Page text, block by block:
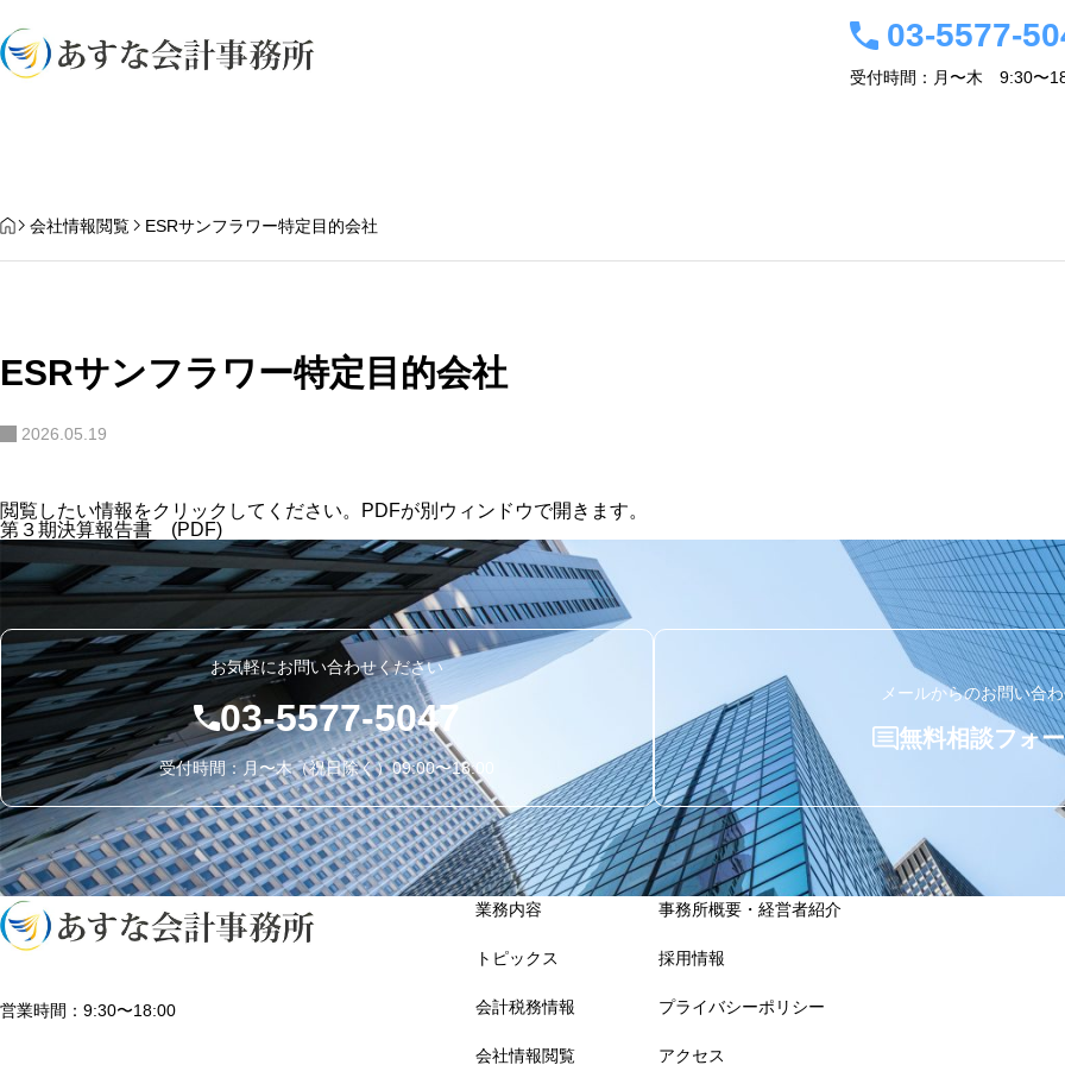
03-5577-
受付時間：月〜木 9:30〜
HOME
会社情報閲覧 ESRサンフラワー特定目的会社
ESRサンフラワー特定目的会社
2026.05.19
閲覧したい情報をクリックしてください。PDFが別ウィンドウで開きます。
第３期決算報告書 (PDF)
お気軽にお問い合わせください
03-5577-5047
受付時間：月〜木（祝日除く）09:00〜18:00
メールからのお問い合
無料相談フォ
営業時間：9:30〜18:00
業務内容
トピックス
会計税務情報
会社情報閲覧
事務所概要・経営者紹介
採用情報
プライバシーポリシー
アクセス